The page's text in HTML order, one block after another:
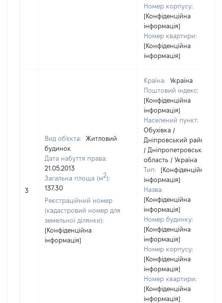
Номер корпусу:
[Конфіденційна
інформація]
Номер квартири:
[Конфіденційна
інформація]
3
Вид об'єкта:
Житловий
будинок
Дата набуття права:
21.05.2013
Загальна площа (м2):
137.30
Реєстраційний номер
(кадастровий номер для
земельної ділянки):
[Конфіденційна
інформація]
Країна:
Україна
Поштовий індекс:
[Конфіденційна
інформація]
Населений пункт:
Обухівка /
Дніпровський район
/ Дніпропетровська
область / Україна
Тип:
[Конфіденційна
інформація]
Назва:
[Конфіденційна
інформація]
Номер будинку:
[Конфіденційна
інформація]
Номер корпусу:
[Конфіденційна
інформація]
Номер квартири:
[Конфіденційна
інформація]